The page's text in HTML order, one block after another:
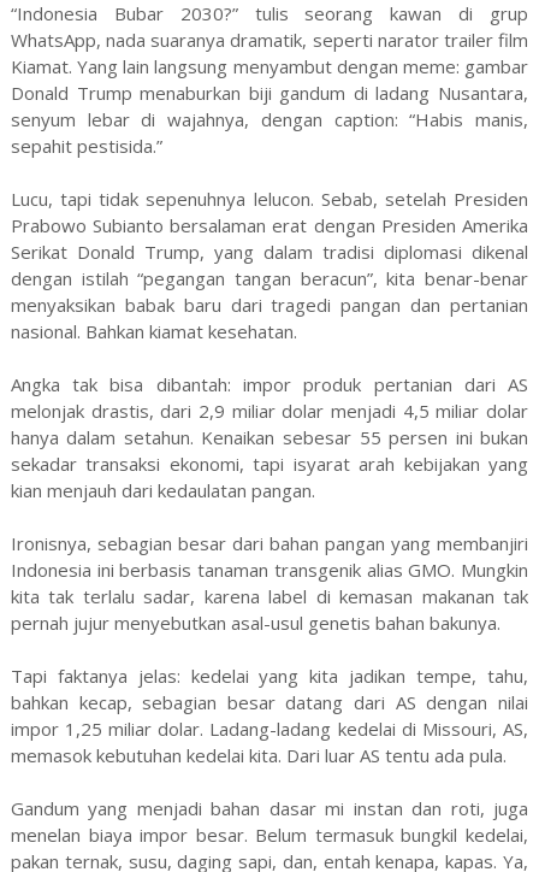
“Indonesia Bubar 2030?” tulis seorang kawan di grup
WhatsApp, nada suaranya dramatik, seperti narator trailer film
Kiamat. Yang lain langsung menyambut dengan meme: gambar
Donald Trump menaburkan biji gandum di ladang Nusantara,
senyum lebar di wajahnya, dengan caption: “Habis manis,
sepahit pestisida.”
Lucu, tapi tidak sepenuhnya lelucon. Sebab, setelah Presiden
Prabowo Subianto bersalaman erat dengan Presiden Amerika
Serikat Donald Trump, yang dalam tradisi diplomasi dikenal
dengan istilah “pegangan tangan beracun”, kita benar-benar
menyaksikan babak baru dari tragedi pangan dan pertanian
nasional. Bahkan kiamat kesehatan.
Angka tak bisa dibantah: impor produk pertanian dari AS
melonjak drastis, dari 2,9 miliar dolar menjadi 4,5 miliar dolar
hanya dalam setahun. Kenaikan sebesar 55 persen ini bukan
sekadar transaksi ekonomi, tapi isyarat arah kebijakan yang
kian menjauh dari kedaulatan pangan.
Ironisnya, sebagian besar dari bahan pangan yang membanjiri
Indonesia ini berbasis tanaman transgenik alias GMO. Mungkin
kita tak terlalu sadar, karena label di kemasan makanan tak
pernah jujur menyebutkan asal-usul genetis bahan bakunya.
Tapi faktanya jelas: kedelai yang kita jadikan tempe, tahu,
bahkan kecap, sebagian besar datang dari AS dengan nilai
impor 1,25 miliar dolar. Ladang-ladang kedelai di Missouri, AS,
memasok kebutuhan kedelai kita. Dari luar AS tentu ada pula.
Gandum yang menjadi bahan dasar mi instan dan roti, juga
menelan biaya impor besar. Belum termasuk bungkil kedelai,
pakan ternak, susu, daging sapi, dan, entah kenapa, kapas. Ya,